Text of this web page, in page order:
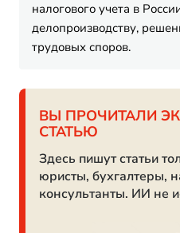
налогового учета в
делопроизводству,
трудовых споров.
ВЫ ПРОЧИТАЛИ
СТАТЬЮ
Здесь пишут статьи
юристы, бухгалтеры,
консультанты. ИИ не